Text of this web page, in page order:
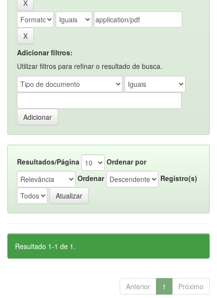
Adicionar filtros:
Utilizar filtros para refinar o resultado de busca.
Resultados/Página
Ordenar por
Ordenar
Registro(s)
Resultado 1-1 de 1.
Anterior 1 Próximo